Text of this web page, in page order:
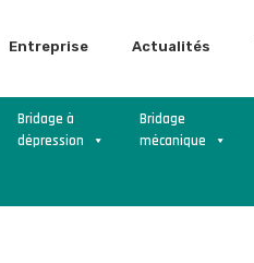
Entreprise Actualités
Bridage à
dépression
Bridage
mécanique